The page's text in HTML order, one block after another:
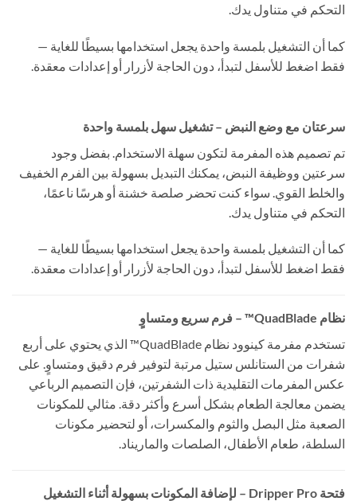
التحكم في متناول يدك.
كما أن التشغيل بلمسة واحدة يجعل استخدامها بسيطًا للغاية —
فقط اضغط للأسفل لتبدأ، دون الحاجة لأزرار أو إعدادات معقدة.
سرعتان مع وضع النبض – تشغيل سهل بلمسة واحدة
تم تصميم هذه المفرمة لتكون سهلة الاستخدام. بفضل وجود
سرعتين ووظيفة النبض، يمكنك التبديل بسهولة بين الفرم الخفيف
والخلط القوي. سواء كنت تحضر صلصة خشنة أو هرسًا ناعمًا،
التحكم في متناول يدك.
كما أن التشغيل بلمسة واحدة يجعل استخدامها بسيطًا للغاية —
فقط اضغط للأسفل لتبدأ، دون الحاجة لأزرار أو إعدادات معقدة.
نظام QuadBlade™ – فرم سريع ومتساوٍ
تستخدم مفرمة كينوود نظام QuadBlade™ الذي يحتوي على أربع
شفرات من الستانلس ستيل مرتبة لتوفير فرم دقيق ومتساوٍ. على
عكس المفرمات التقليدية ذات الشفرتين، فإن التصميم الرباعي
يضمن معالجة الطعام بشكل أسرع وأكثر دقة. مثالي للمكونات
الصعبة مثل البصل والثوم والمكسرات، أو لتحضير مكونات
السلطة، طعام الأطفال، الصلصات والماريناد.
فتحة Dripper Pro – لإضافة المكونات بسهولة أثناء التشغيل